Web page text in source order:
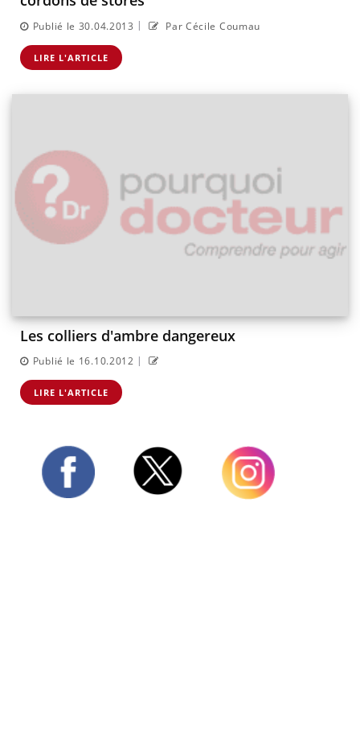
Publié le 30.04.2013 | Par Cécile Coumau
LIRE L'ARTICLE
Les colliers d'ambre dangereux
Publié le 16.10.2012 |
LIRE L'ARTICLE